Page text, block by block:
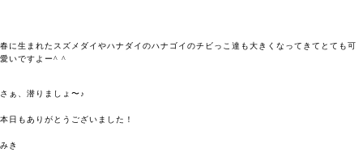
春に生まれたスズメダイやハナダイのハナゴイのチビっこ達も大きくなってきてとても可
愛いですよー^ ^
さぁ、潜りましょ〜♪
本日もありがとうございました！
みき